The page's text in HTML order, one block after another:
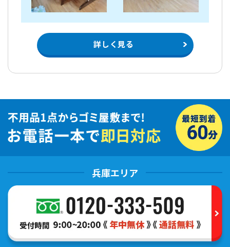
詳しく見る
兵庫エリア